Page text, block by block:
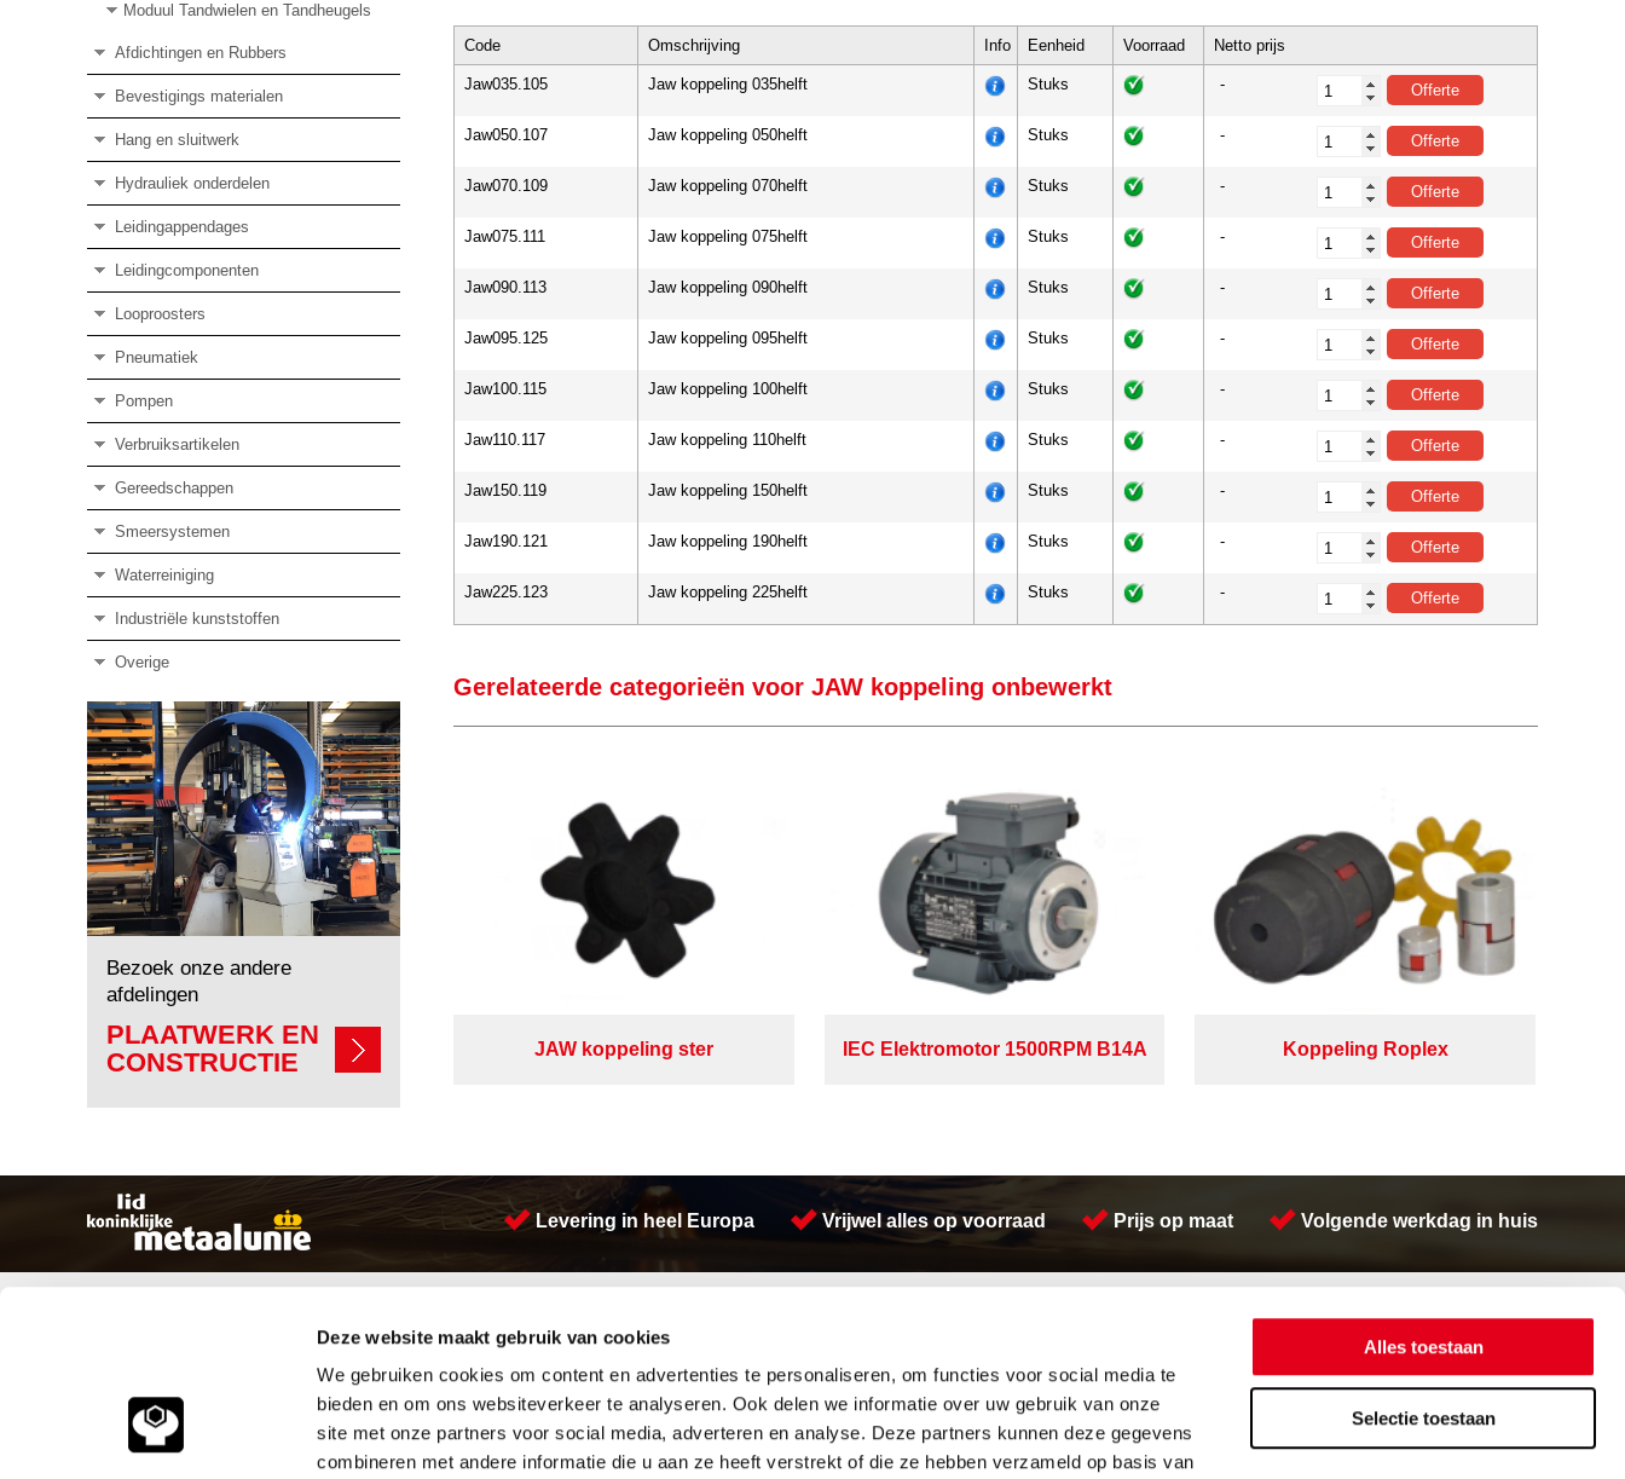
Deze website maakt gebruik van cookies
We gebruiken cookies om content en advertenties te personaliseren, om functies voor social media te
bieden en om ons websiteverkeer te analyseren. Ook delen we informatie over uw gebruik van onze
site met onze partners voor social media, adverteren en analyse. Deze partners kunnen deze gegevens
combineren met andere informatie die u aan ze heeft verstrekt of die ze hebben verzameld op basis van
Alles toestaan
Selectie toestaan
Moduul Tandwielen en Tandheugels
Afdichtingen en Rubbers
Bevestigings materialen
Hang en sluitwerk
Hydrauliek onderdelen
Leidingappendages
Leidingcomponenten
Looproosters
Pneumatiek
Pompen
Verbruiksartikelen
Gereedschappen
Smeersystemen
Waterreiniging
Industriële kunststoffen
Overige
Bezoek onze andere
afdelingen
PLAATWERK EN
CONSTRUCTIE
Code Omschrijving Info Eenheid Voorraad Netto prijs
Jaw035.105 Jaw koppeling 035helft Stuks -
Jaw050.107 Jaw koppeling 050helft Stuks -
Jaw070.109 Jaw koppeling 070helft Stuks -
Jaw075.111 Jaw koppeling 075helft Stuks -
Jaw090.113 Jaw koppeling 090helft Stuks -
Jaw095.125 Jaw koppeling 095helft Stuks -
Jaw100.115 Jaw koppeling 100helft Stuks -
Jaw110.117 Jaw koppeling 110helft Stuks -
Jaw150.119 Jaw koppeling 150helft Stuks -
Jaw190.121 Jaw koppeling 190helft Stuks -
Jaw225.123 Jaw koppeling 225helft Stuks -
Gerelateerde categorieën voor JAW koppeling onbewerkt
JAW koppeling ster IEC Elektromotor 1500RPM B14A Koppeling Roplex
Levering in heel Europa Vrijwel alles op voorraad Prijs op maat Volgende werkdag in huis
Klantenservice
Vacatures
Aandrijftechniek
Afdichtingen en Rubbers
Bevestigings materialen
Hang en sluitwerk
Hydrauliek onderdelen
Leidingcomponenten
Looproosters
Pneumatiek
Pompen
Verbruiksartikelen
Gereedschappen
Koudgewalste platen
Engineering
Plaatwerk
Herwaarmerken
Watersnijden
Meeuwsen Trade & Metal Services B.V.
Telefoon:
(0113) 57 38 78